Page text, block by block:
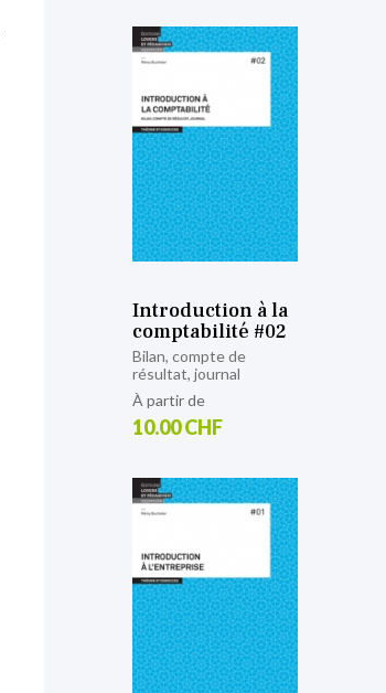
Introduction à la
comptabilité #02
Bilan, compte de
résultat, journal
À partir de
10.00 CHF